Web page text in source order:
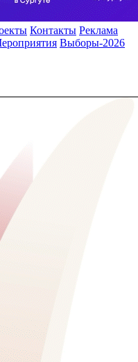
Контакты Реклама
Выборы-2026